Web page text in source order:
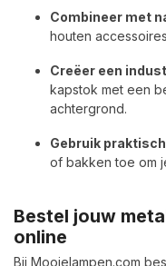
Combineer met
houten
Creëer een
kapstok met een
achtergrond.
Gebruik
of bakken toe om
Bestel jouw
online
Bij Mooielampen.com